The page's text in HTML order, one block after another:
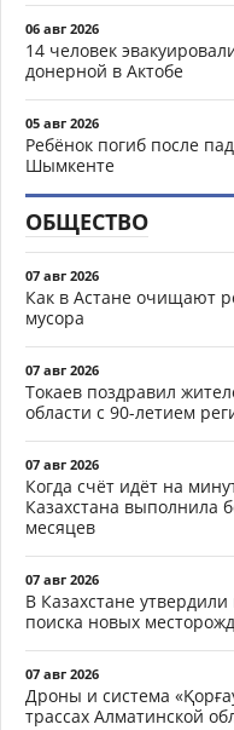
06 авг 2026
14 человек
донерной в Актобе
05 авг 2026
Ребёнок погиб после
Шымкенте
ОБЩЕСТВО
07 авг 2026
Как в Астане очищают
мусора
07 авг 2026
Токаев поздравил
области с 90-летием
07 авг 2026
Когда счёт идёт на
Казахстана выполнила
месяцев
07 авг 2026
В Казахстане
поиска новых
07 авг 2026
Дроны и система
трассах Алматинской